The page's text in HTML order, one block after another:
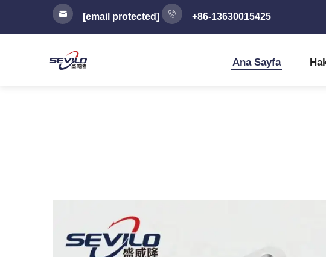
[email protected] +86-13630015425
Ana Sayfa